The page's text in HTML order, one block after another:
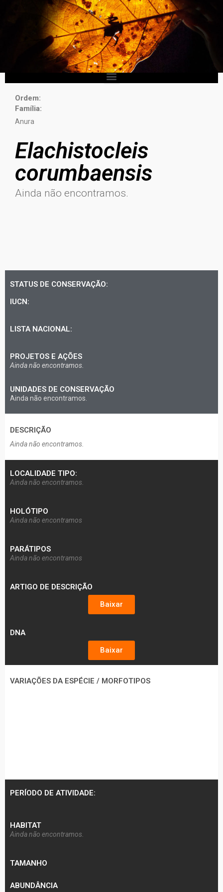
Ordem:
Família:
Anura
Elachistocleis
corumbaensis
Ainda não encontramos.
STATUS DE CONSERVAÇÃO:
IUCN:
LISTA NACIONAL:
PROJETOS E AÇÕES
Ainda não encontramos.
UNIDADES DE CONSERVAÇÃO
Ainda não encontramos.
DESCRIÇÃO​
Ainda não encontramos.
LOCALIDADE TIPO:
Ainda não encontramos.
HOLÓTIPO
Ainda não encontramos
PARÁTIPOS
Ainda não encontramos
ARTIGO DE DESCRIÇÃO
Baixar
DNA
Baixar
VARIAÇÕES DA ESPÉCIE / MORFOTIPOS
PERÍODO DE ATIVIDADE:
HABITAT
Ainda não encontramos.
TAMANHO
ABUNDÂNCIA